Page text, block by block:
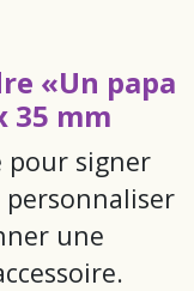
«Un papa
35 mm
pour signer
une